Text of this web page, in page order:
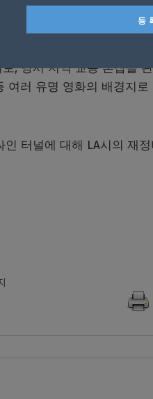
의 전면적인 재점령이 시
전까지 자신의 영역을
, 당시 지역 교통 혼잡을
여러 유명 영화의 배경지
터널에 대해 LA시의 재